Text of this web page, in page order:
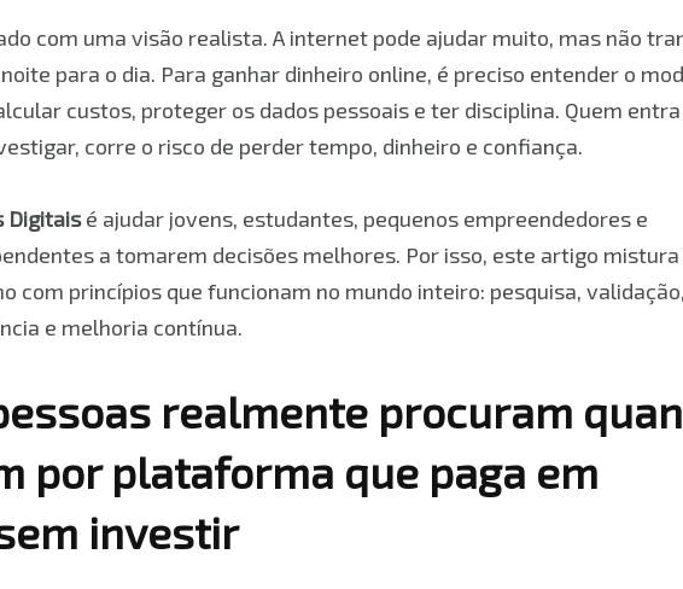
com uma visão realista. A internet pode ajudar muito, mas não
para o dia. Para ganhar dinheiro online, é preciso entender o
custos, proteger os dados pessoais e ter disciplina. Quem
corre o risco de perder tempo, dinheiro e confiança.
Digitaisé ajudar jovens, estudantes, pequenos empreendedores e
a tomarem decisões melhores. Por isso, este artigo
com princípios que funcionam no mundo inteiro: pesquisa, validação,
e melhoria contínua.
realmente procuram
por plataforma que paga em
investir